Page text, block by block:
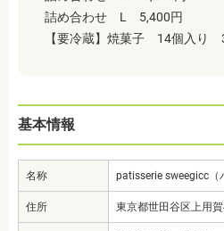
詰め合わせ L 5,400円
【要冷蔵】焼菓子 14個入り
基本情報
名称 patisserie sweegicc（
住所 東京都世田谷区上用